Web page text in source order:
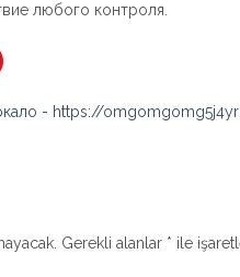
любого контроля.
- https://
Gerekli alanlar * ile